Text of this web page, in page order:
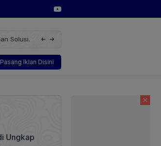
Wakil Direktur Utama PT Pelindo,
Pasang Iklan Disini
Teknologi
Ungkap